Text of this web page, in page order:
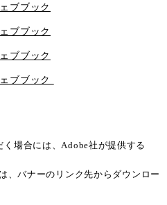
ブブック
ブブック
ブブック
ブブック
場合には、Adobe社が提供する
、バナーのリンク先からダウンロー